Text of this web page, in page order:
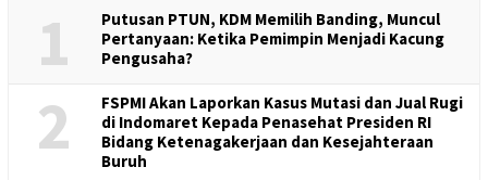
1
Putusan PTUN, KDM Memilih Banding, Muncul
Pertanyaan: Ketika Pemimpin Menjadi Kacung
Pengusaha?
2
FSPMI Akan Laporkan Kasus Mutasi dan Jual Rugi
di Indomaret Kepada Penasehat Presiden RI
Bidang Ketenagakerjaan dan Kesejahteraan
Buruh